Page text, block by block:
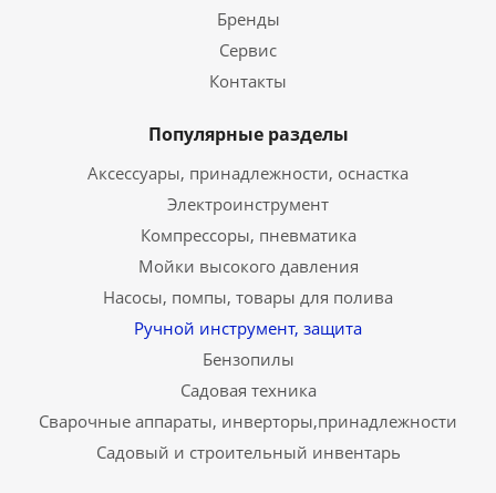
Бренды
Сервис
Контакты
Популярные разделы
Аксессуары, принадлежности, оснастка
Электроинструмент
Компрессоры, пневматика
Мойки высокого давления
Насосы, помпы, товары для полива
Ручной инструмент, защита
Бензопилы
Садовая техника
Сварочные аппараты, инверторы,принадлежности
Садовый и строительный инвентарь